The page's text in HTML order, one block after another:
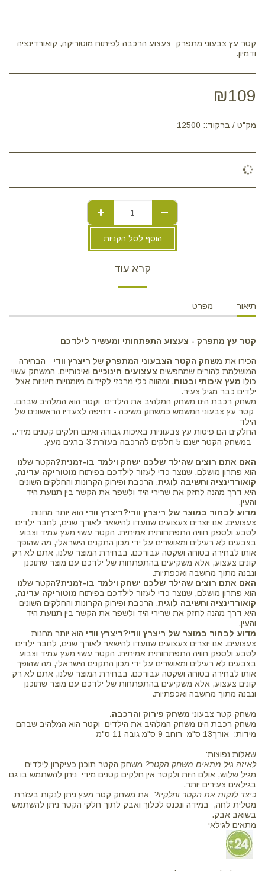
קטר עץ צבעוני מתפרק: צעצוע הרכבה לפיתוח מוטוריקה, קואורדינציה
ודמיון.
₪109
מק"ט / ברקוד:: 12500
הוסף לסל הקניות
קרא עוד
תיאור מפרט
קטר עץ מתפרק - צעצוע התפתחותי ומעשיר לילדכם
הכירו את משחק הקטר הצבעוני המתפרק של ריצרץ וודי - הבחירה
המושלמת להורים שמחפשים צעצועים חינוכיים ואיכותיים. המשחק עשוי
כולו מעץ איכותי ובטוח, ומהווה כלי מרכזי לקידום מיומנויות חיוניות אצל
ילדים כבר מגיל צעיר.
משחק רכבת הינו משחק המלהיב את הילדים וקטר הוא המלהיב שבהם.
קטר עץ צבעוני המשמש כמשחק משיכה - דחיפה לצעדיו הראשונים של
הילד
החלקים הם פיסות עץ צבעוניות באיכות גבוהה ואינם חלקים קטנים מידי..
במשחק הקטר ישנם 5 חלקים להרכבה בעזרת 3 ברגים מעץ.
האם אתם רוצים שהילד שלכם ישחק וילמד בו-זמנית?הקטר שלנו
הוא פתרון מושלם, שנוצר כדי לעזור לילדכם בפיתוח מוטוריקה עדינה,
קואורדינציה וחשיבה לוגית. הרכבת ופירוק הקרונות והחלקים השונים
היא דרך מהנה לחזק את שרירי היד ולשפר את הקשר בין תנועת היד
והעין.
מדוע לבחור במוצר של ריצרץ וודי?ריצרץ וודי הוא יותר מחנות
צעצועים. אנו יוצרים צעצועים שנועדו להישאר לאורך שנים, לחבר ילדים
לטבע ולספק חוויה התפתחותית אמיתית. הקטר עשוי מעץ עמיד וצבוע
בצבעים לא רעילים ומאושרים על ידי מכון התקנים הישראלי, מה שהופך
אותו לבחירה בטוחה ושקטה עבורכם. בבחירת המוצר שלנו, אתם לא רק
קונים צעצוע, אלא משקיעים בהתפתחות של ילדכם עם מוצר שתוכנן
ונבנה מתוך מחשבה ואכפתיות.
האם אתם רוצים שהילד שלכם ישחק וילמד בו-זמנית?הקטר שלנו
הוא פתרון מושלם, שנוצר כדי לעזור לילדכם בפיתוח מוטוריקה עדינה,
קואורדינציה וחשיבה לוגית. הרכבת ופירוק הקרונות והחלקים השונים
היא דרך מהנה לחזק את שרירי היד ולשפר את הקשר בין תנועת היד
והעין.
מדוע לבחור במוצר של ריצרץ וודי?ריצרץ וודי הוא יותר מחנות
צעצועים. אנו יוצרים צעצועים שנועדו להישאר לאורך שנים, לחבר ילדים
לטבע ולספק חוויה התפתחותית אמיתית. הקטר עשוי מעץ עמיד וצבוע
בצבעים לא רעילים ומאושרים על ידי מכון התקנים הישראלי, מה שהופך
אותו לבחירה בטוחה ושקטה עבורכם. בבחירת המוצר שלנו, אתם לא רק
קונים צעצוע, אלא משקיעים בהתפתחות של ילדכם עם מוצר שתוכנן
ונבנה מתוך מחשבה ואכפתיות.
משחק קטר צבעוני משחק פירוק והרכבה.
משחק רכבת הינו משחק המלהיב את הילדים וקטר הוא המלהיב שבהם
מידות: אורך13 ס"מ רוחב 9 ס"מ גובה 11 ס"מ
שאלות נפוצות:
לאיזה גיל מתאים משחק הקטר? משחק הקטר תוכנן כעיקרון לילדים
מגיל שלוש, אולם היות ולקטר אין חלקים קטנים מידי ניתן להשתמש בו גם
בגילאים צעירים יותר.
כיצד לנקות את הקטר וחלקיו? את משחק קטר מעץ ניתן לנקות בעזרת
מטלית לחה, במידה ונכנס לכלוך ואבק לתוך חלקי הקטר ניתן להשתמש
בשואב אבק.
מתאים לגילאי